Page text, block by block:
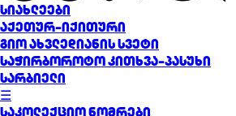
სიახლეები
აქეთურ-იქითური
გიო ახვლედიანის სვეტი
საჭირბოროტო კითხვა-პასუხი
სარბიელი
☰
საკოლექციო ნომრები